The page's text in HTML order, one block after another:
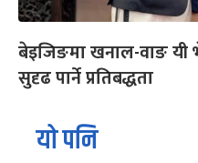
बेइजिङमा खनाल-वाङ यी
सुदृढ पार्ने प्रतिबद्धता
यो पनि